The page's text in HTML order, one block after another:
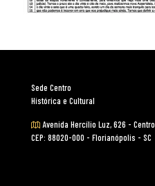
Sede Centro
Histórica e Cultural
Avenida Hercílio Luz, 626 - Centro
CEP: 88020-000 - Florianópolis - SC